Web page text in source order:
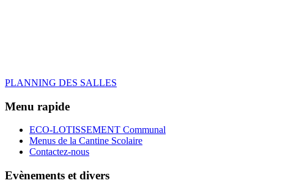
PLANNING DES SALLES
Menu rapide
ECO-LOTISSEMENT Communal
Menus de la Cantine Scolaire
Contactez-nous
Evènements et divers